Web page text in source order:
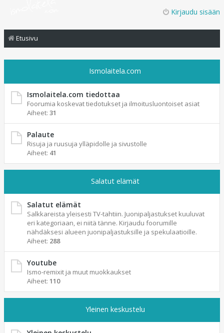
Kirjaudu sisään
Etusivu
Ismolaitela.com
Ismolaitela.com tiedottaa
Foorumia koskevat tiedotukset ja ilmoitusluontoiset asiat
Aiheet: 31
Palaute
Risuja ja ruusuja ylläpidolle ja sivustolle
Aiheet: 41
Salatut elämät
Salatut elämät
Salkkareista yleisesti TV-tahtiin. Juonipaljastukset kuuluvat
eri kategoriaan, ei niitä tänne. Kirjaudu foorumille
nähdäksesi alueen juonipaljastuksille ja spekulaatioille.
Aiheet: 288
Youtube
Ismo-remixit ja muut muokkaukset
Aiheet: 110
Yleinen keskustelu